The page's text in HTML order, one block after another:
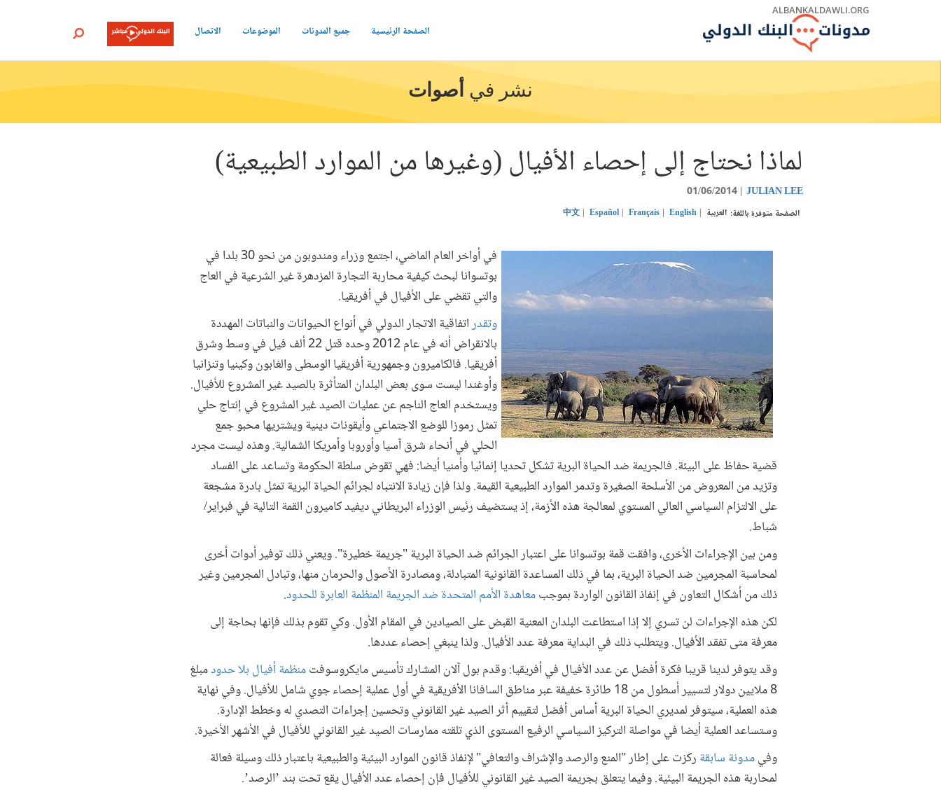
ALBANKALDAWLI.ORG
الصفحة الرئيسية جميع المدونات الموضوعات الاتصال بحث
نشر في أصوات
لماذا نحتاج إلى إحصاء الأفيال (وغيرها من الموارد الطبيعية)
JULIAN LEE
01/06/2014
الصفحة متوفرة باللغة: العربية English
Français
Español
中文
في أواخر العام الماضي، اجتمع وزراء ومندوبون من نحو 30 بلدا في
بوتسوانا لبحث كيفية محاربة التجارة المزدهرة غير الشرعية في العاج
والتي تقضي على الأفيال في أفريقيا.
وتقدراتفاقية الاتجار الدولي في أنواع الحيوانات والنباتات المهددة
بالانقراض أنه في عام 2012 وحده قتل 22 ألف فيل في وسط وشرق
أفريقيا. فالكاميرون وجمهورية أفريقيا الوسطى والغابون وكينيا وتنزانيا
وأوغندا ليست سوى بعض البلدان المتأثرة بالصيد غير المشروع للأفيال.
ويستخدم العاج الناجم عن عمليات الصيد غير المشروع في إنتاج حلي
تمثل رموزا للوضع الاجتماعي وأيقونات دينية ويشتريها محبو جمع
الحلي في أنحاء شرق آسيا وأوروبا وأمريكا الشمالية. وهذه ليست مجرد
قضية حفاظ على البيئة. فالجريمة ضد الحياة البرية تشكل تحديا إنمائيا وأمنيا أيضا: فهي تقوض سلطة الحكومة وتساعد على الفساد
وتزيد من المعروض من الأسلحة الصغيرة وتدمر الموارد الطبيعية القيمة. ولذا فإن زيادة الانتباه لجرائم الحياة البرية تمثل بادرة مشجعة
على الالتزام السياسي العالي المستوي لمعالجة هذه الأزمة، إذ يستضيف رئيس الوزراء البريطاني ديفيد كاميرون القمة التالية في فبراير/
شباط.
ومن بين الإجراءات الأخرى، وافقت قمة بوتسوانا على اعتبار الجرائم ضد الحياة البرية "جريمة خطيرة". ويعني ذلك توفير أدوات أخرى
لمحاسبة المجرمين ضد الحياة البرية، بما في ذلك المساعدة القانونية المتبادلة، ومصادرة الأصول والحرمان منها، وتبادل المجرمين وغير
ذلك من أشكال التعاون في إنفاذ القانون الواردة بموجبمعاهدة الأمم المتحدة ضد الجريمة المنظمة العابرة للحدود.
لكن هذه الإجراءات لن تسري إلا إذا استطاعت البلدان المعنية القبض على الصيادين في المقام الأول. وكي تقوم بذلك فإنها بحاجة إلى
معرفة متى تفقد الأفيال. ويتطلب ذلك في البداية معرفة عدد الأفيال. ولذا ينبغي إحصاء عددها.
وقد يتوفر لدينا قريبا فكرة أفضل عن عدد الأفيال في أفريقيا: وقدم بول آلان المشارك تأسيس مايكروسوفتمنظمة أفيال بلا حدودمبلغ
8 ملايين دولار لتسيير أسطول من 18 طائرة خفيفة عبر مناطق السافانا الأفريقية في أول عملية إحصاء جوي شامل للأفيال. وفي نهاية
هذه العملية، سيتوفر لمديري الحياة البرية أساس أفضل لتقييم أثر الصيد غير القانوني وتحسين إجراءات التصدي له وخطط الإدارة.
وستساعد العملية أيضا في مواصلة التركيز السياسي الرفيع المستوى الذي تلقته ممارسات الصيد غير القانوني للأفيال في الأشهر الأخيرة.
وفيمدونة سابقة ركزت على إطار "المنع والرصد والإشراف والتعافي" لإنفاذ قانون الموارد البيئية والطبيعية باعتبار ذلك وسيلة فعالة
لمحاربة هذه الجريمة البيئية. وفيما يتعلق بجريمة الصيد غير القانوني للأفيال فإن إحصاء عدد الأفيال يقع تحت بند ’الرصد’.